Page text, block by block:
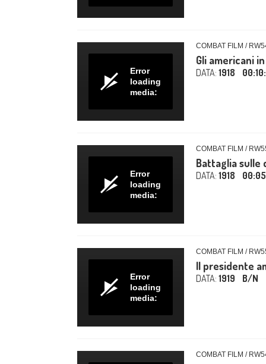
Error
loading
media:
COMBAT FILM /
Gli americani in
DATA: 1918
Error
loading
media:
COMBAT FILM /
Battaglia sulle
DATA: 1918
Error
loading
media:
COMBAT FILM /
Il presidente
DATA: 1919 B/N
COMBAT FILM /